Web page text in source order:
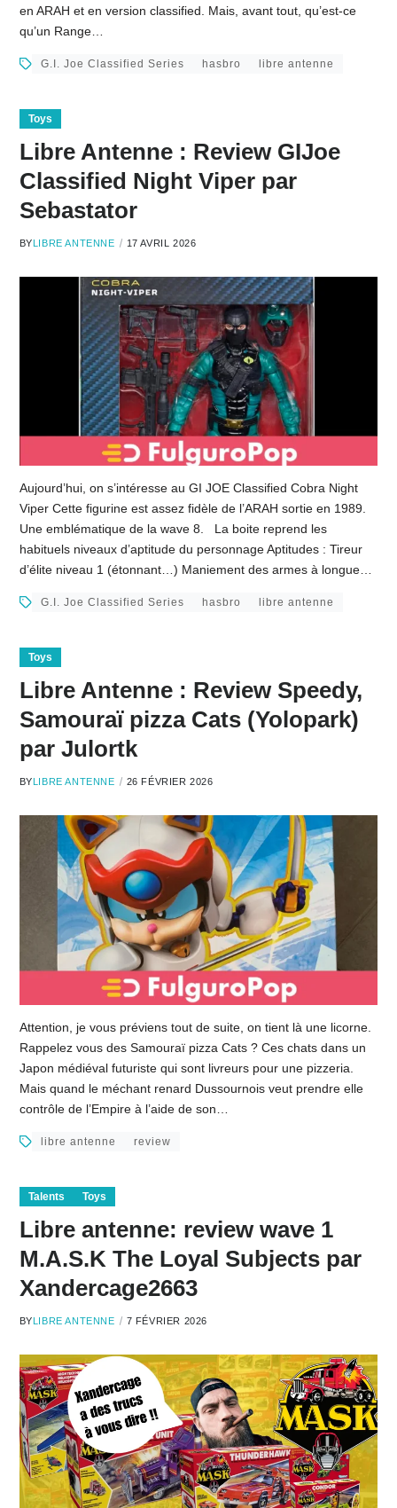
en ARAH et en version classified. Mais, avant tout, qu’est-ce
qu’un Range…
G.I. Joe Classified Series hasbro libre antenne
Toys
Libre Antenne : Review GIJoe
Classified Night Viper par
Sebastator
BYLIBRE ANTENNE 17 AVRIL 2026
Aujourd’hui, on s’intéresse au GI JOE Classified Cobra Night
Viper Cette figurine est assez fidèle de l’ARAH sortie en 1989.
Une emblématique de la wave 8. La boite reprend les
habituels niveaux d’aptitude du personnage Aptitudes : Tireur
d’élite niveau 1 (étonnant…) Maniement des armes à longue…
G.I. Joe Classified Series hasbro libre antenne
Toys
Libre Antenne : Review Speedy,
Samouraï pizza Cats (Yolopark)
par Julortk
BY LIBRE ANTENNE 26 FÉVRIER 2026
Attention, je vous préviens tout de suite, on tient là une licorne.
Rappelez vous des Samouraï pizza Cats ? Ces chats dans un
Japon médiéval futuriste qui sont livreurs pour une pizzeria.
Mais quand le méchant renard Dussournois veut prendre elle
contrôle de l’Empire à l’aide de son…
libre antenne review
Talents Toys
Libre antenne: review wave 1
M.A.S.K The Loyal Subjects par
Xandercage2663
BYLIBRE ANTENNE 7 FÉVRIER 2026